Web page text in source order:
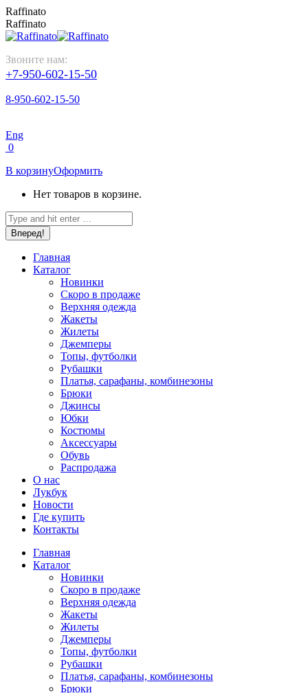
Перейти
к
содержанию
Raffinato
Raffinato
Звоните нам:
+7-950-602-15-50
8-950-602-15-50
Eng
0
В корзинуОформить
Нет товаров в корзине.
Поиск:
Главная
Каталог
Новинки
Скоро в продаже
Верхняя одежда
Жакеты
Жилеты
Джемперы
Топы, футболки
Рубашки
Платья, сарафаны, комбинезоны
Брюки
Джинсы
Юбки
Костюмы
Аксессуары
Обувь
Распродажа
О нас
Лукбук
Новости
Где купить
Контакты
Главная
Каталог
Новинки
Скоро в продаже
Верхняя одежда
Жакеты
Жилеты
Джемперы
Топы, футболки
Рубашки
Платья, сарафаны, комбинезоны
Брюки